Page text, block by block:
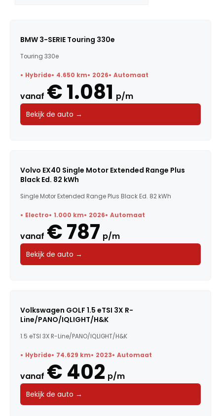
Trefwoorden
Maandbedrag
Kilometerstand
Vermogen
Carrosserie
Transmissie
Kleur
Voertuigsoort
Energielabel
BMW 3-SERIE Touring 330e
Touring 330e
Hybride 4.650 km 2026 Automaat
vanaf € 1.081 p/m
Bekijk de auto →
Volvo EX40 Single Motor Extended Range Plus
Black Ed. 82 kWh
Single Motor Extended Range Plus Black Ed. 82 kWh
Electro 1.000 km 2026 Automaat
vanaf € 787 p/m
Bekijk de auto →
Volkswagen GOLF 1.5 eTSI 3X R-
Line/PANO/IQLIGHT/H&K
1.5 eTSI 3X R-Line/PANO/IQLIGHT/H&K
Hybride 74.629 km 2023 Automaat
vanaf € 402 p/m
Bekijk de auto →